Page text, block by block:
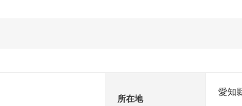
所在地
愛知